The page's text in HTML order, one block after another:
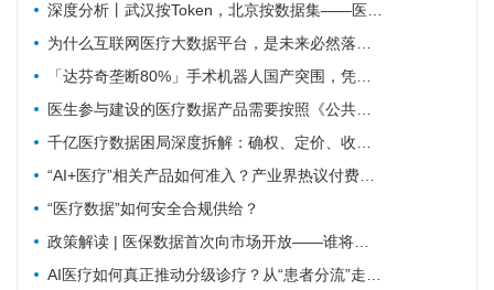
深度分析丨武汉按Token，北京按数据集——医疗数据定价的第一道路口
为什么互联网医疗大数据平台，是未来必然落地的万亿趋势？看懂三大底层逻辑
「达芬奇垄断80%」手术机器人国产突围，凭什么撑起千亿医疗器械赛道
医生参与建设的医疗数据产品需要按照《公共数据资源登记管理暂行办法》进行登记吗？
千亿医疗数据困局深度拆解：确权、定价、收益三重堵点如何破局？
“AI+医疗”相关产品如何准入？产业界热议付费新路径
“医疗数据”如何安全合规供给？
政策解读 | 医保数据首次向市场开放——谁将吃到第一波红利？
AI医疗如何真正推动分级诊疗？从“患者分流”走向“医疗资源协同”